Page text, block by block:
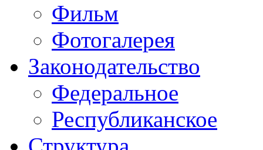
Фильм
Фотогалерея
Законодательство
Федеральное
Республиканское